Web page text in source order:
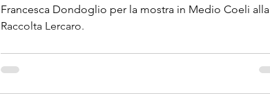
Francesca Dondoglio per la mostra in Medio Coeli alla
Raccolta Lercaro.